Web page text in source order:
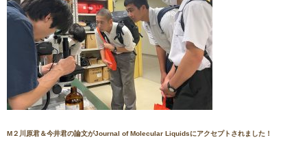
M２川原君＆今井君の論文がJournal of Molecular Liquidsにアクセプトされました！